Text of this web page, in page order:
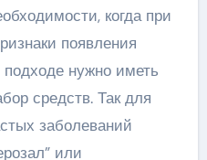
когда при
появления
нужно иметь
средств. Так для
заболеваний
или